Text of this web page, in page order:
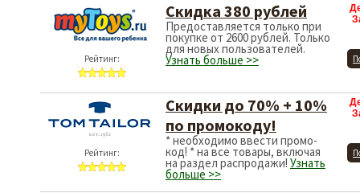
Рейтинг:
Скидка 380 рублей
Предоставляется только при
покупке от 2600 рублей. Только
для новых пользователей.
Узнать больше >>
Рейтинг:
Скидки до 70% + 10%
по промокоду!
* необходимо ввести промо-
код! * на все товары, включая
на раздел распродажи! Узнать
больше >>